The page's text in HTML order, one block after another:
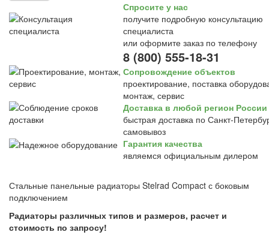
Спросите у нас
получите подробную консультацию
специалиста
или оформите заказ по телефону
8 (800) 555-18-31
Сопровождение объектов
проектирование, поставка
монтаж, сервис
Доставка в любой регион России
быстрая доставка по Санкт-
самовывоз
Гарантия качества
являемся официальным дилером
Стальные панельные радиаторы Stelrad Compact с боковым
подключением
Радиаторы различных типов и размеров, расчет и
стоимость по запросу!